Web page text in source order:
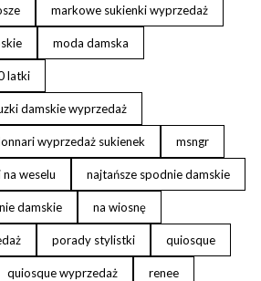
markowe sukienki wyprzedaż
moda damska
latki
damskie wyprzedaż
wyprzedaż sukienek msngr
weselu najtańsze spodnie damskie
damskie na wiosnę
porady stylistki quiosque
quiosque wyprzedaż renee